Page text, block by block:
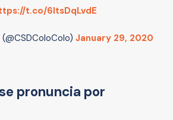
t.co/6ltsDqLvdE
January 29, 2020
pronuncia por